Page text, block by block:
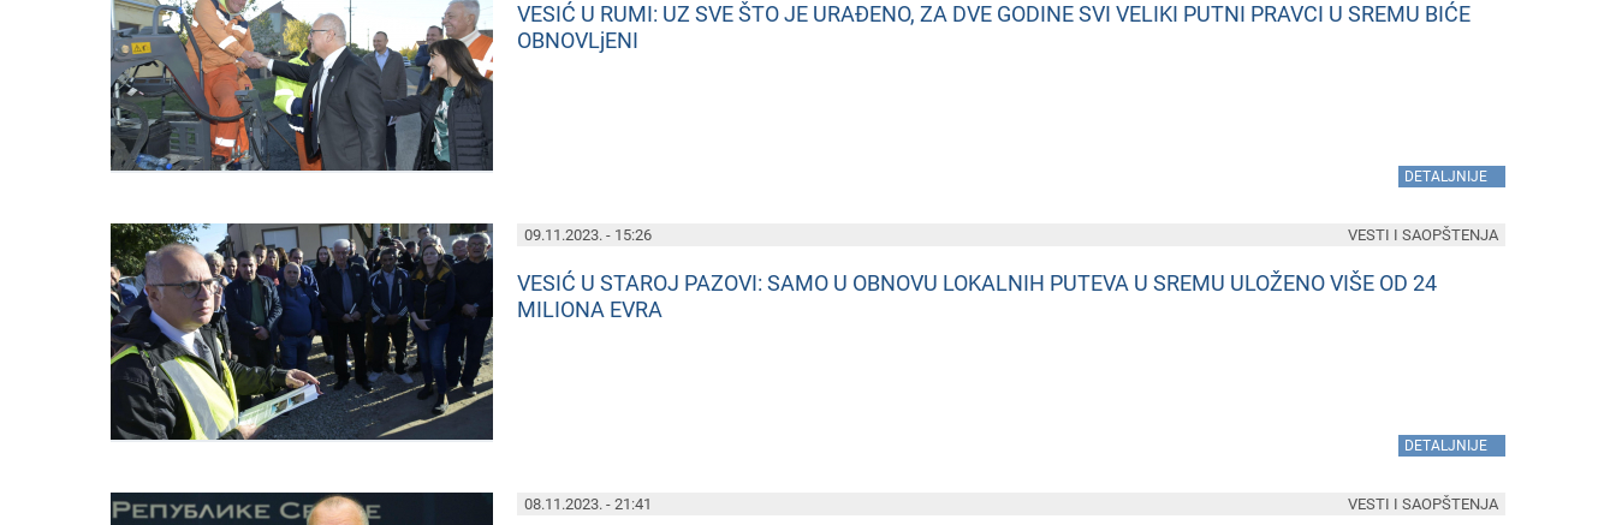
VESIĆ U RUMI: UZ SVE ŠTO JE URAĐENO, ZA DVE GODINE SVI VELIKI PUTNI PRAVCI U SREMU BIĆE
OBNOVLjENI
DETALJNIJE
09.11.2023. - 15:26
VESIĆ U STAROJ PAZOVI: SAMO U OBNOVU LOKALNIH PUTEVA U SREMU ULOŽENO VIŠE OD 24
MILIONA EVRA
DETALJNIJE
VESTI I SAOPŠTENJA
08.11.2023. - 21:41 VESTI I SAOPŠTENJA